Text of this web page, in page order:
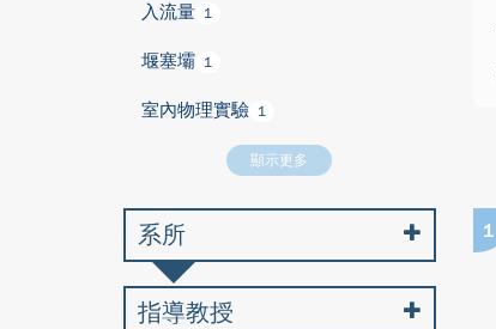
1
入流量 1
堰塞壩 1
室內物理實驗 1
顯示更多
系所
指導教授